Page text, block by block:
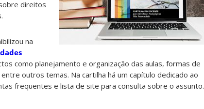
direitos
na
como planejamento e organização das aulas, formas de
outros temas. Na cartilha há um capítulo dedicado ao
frequentes e lista de site para consulta sobre o assunto.